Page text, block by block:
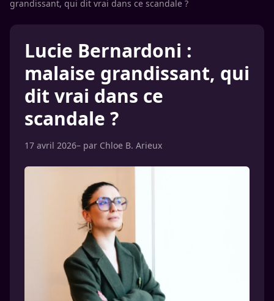
grandissant, qui dit vrai dans ce scandale ?
Lucie Bernardoni :
malaise grandissant, qui
dit vrai dans ce
scandale ?
17 avril 2026– par Chloe B. Arieux